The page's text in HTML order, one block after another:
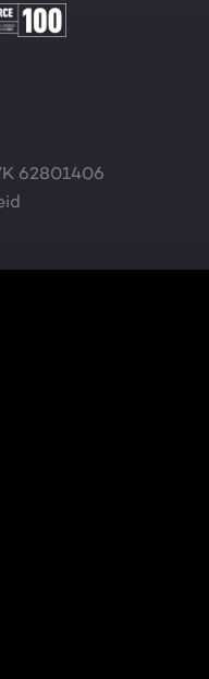
62801406